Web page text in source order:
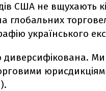
США не вщухають
глобальних
українського
диверсифікована. Ми